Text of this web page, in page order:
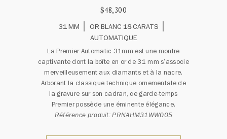
$48,300
31 MM
OR BLANC 18 CARATS
AUTOMATIQUE
La Premier Automatic 31mm est une montre
captivante dont la boîte en or de 31 mm s’associe
merveilleusement aux diamants et à la nacre.
Arborant la classique technique ornementale de
la gravure sur son cadran, ce garde-temps
Premier possède une éminente élégance.
Référence produit: PRNAHM31WW005